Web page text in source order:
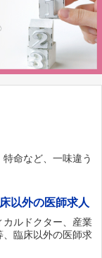
命など、一味違う
以外の医師求人
ルドクター、産業
、臨床以外の医師求